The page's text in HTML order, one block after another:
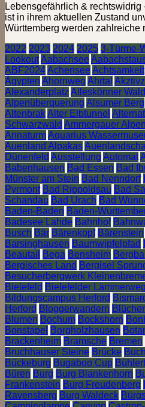
Lebensgefährlich &
ist in ihrem aktuellen Zustand
Württemberg werden
2022 2023 2024 2025 3-Türme-
LookoutAabachsee
ABF2024AchenseeAchtsamkeit
Ägypten Ahornweg Ahrtal
Alexanderplatz Alleskönner Wald
Alpenüberquerung Alsumer Berg
AltenbrakAlter Elbtunnel
Schwarzwald Ammergauer Alpen
AnnaturmAquarius
Auenland Alpakas
Dünenfeld Ausstellung Automat
Babenhausen Bad Essen Bad
Münster am Stein Bad Nenndorf
Pyrmont Bad Rippoldsau Bad
Schandau Bad Urach Bad
Baden-Baden Baden-
Badesee Lahde Bahnhof
Busch Bär Bärenkopf Bärenstein
Barsinghausen Baumwipfelpfad
Beautail
Bega Bensheim
Bergisches Land Bergisel
Besucherbergwerk
Bielefeld Bielefelder Lämmerweg
Bildungscampus Herford
Herford Bloggerwandern
Blumen Bochum Bockshorn
Bonstapel Borgholzhausen
Brackenheim Bramsche Bremen
Bruchhauser Steine Brücke Buch
Bückeburg Bugaboo Cup
Büren Burg Burg Blankenhorn
Frankenstein Burg Freudenberg
Ravensberg Burg Waldeck